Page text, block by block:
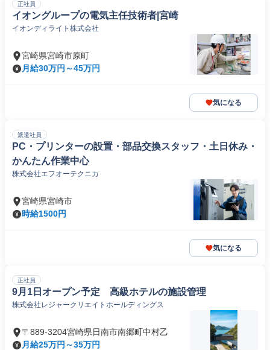
正社員
イオングループの電気主任技術者|宮崎
イオンディライト株式会社
宮崎県宮崎市原町
月給30万円～45万円
気になる
派遣社員
PC・プリンターの設置・部品交換スタッフ・土日休み・
かんたん作業中心
株式会社エフオーテクニカ
宮崎県宮崎市
時給1500円
気になる
正社員
9月1日オープン予定 高級ホテルの施設管理
株式会社レジャークリエイトホールディングス
〒889-3204宮崎県日南市南郷町中村乙
月給25万円～35万円